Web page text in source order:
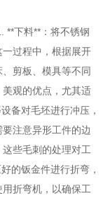
**下料**：将不锈钢
过程中，根据展开
剪板、模具等不同
观的优点，尤其适
备对毛坯进行冲压，
注意异形工件的边
些毛刺的处理对工
的钣金件进行折弯，
折弯机，以确保工